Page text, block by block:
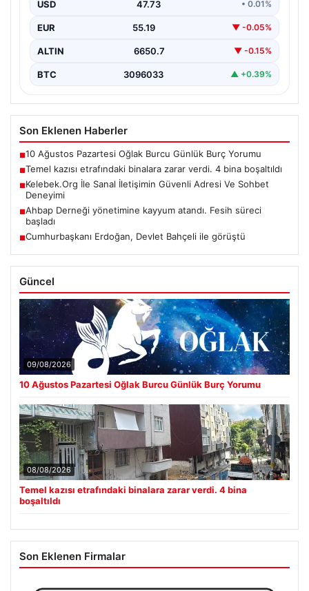
USD 47.73 • 0.01%
EUR 55.19 ▼ -0.05%
ALTIN 6650.7 ▼ -0.15%
BTC 3096033 ▲ +0.39%
Son Eklenen Haberler
■10 Ağustos Pazartesi Oğlak Burcu Günlük Burç Yorumu
■Temel kazısı etrafındaki binalara zarar verdi. 4 bina boşaltıldı
■Kelebek.Org İle Sanal İletişimin Güvenli Adresi Ve Sohbet
Deneyimi
■Ahbap Derneği yönetimine kayyum atandı. Fesih süreci
başladı
■Cumhurbaşkanı Erdoğan, Devlet Bahçeli ile görüştü
Güncel
09/08/2026
10 Ağustos Pazartesi Oğlak Burcu Günlük Burç Yorumu
08/08/2026
Temel kazısı etrafındaki binalara zarar verdi. 4 bina
boşaltıldı
Son Eklenen Firmalar